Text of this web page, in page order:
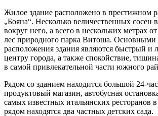
Жилое здание расположено в престижном
„Бояна“. Несколько величественных сосен
вокруг него, а всего в нескольких метрах
лес природного парка Витоша.
расположения здания являются быстрый и
центру города, а также спокойствие,
в самой привлекательной части южного
Рядом со зданием находится большой 24-
продуктовый магазин, автобусная
самых известных итальянских ресторанов
рядом находятся два частных детских сада.